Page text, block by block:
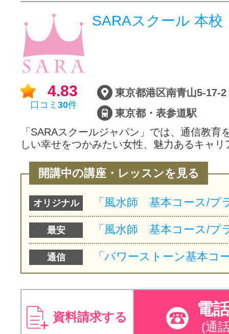
掲載のお問
SARAスクール 本校
4.83
口コミ 30件
東京都港区南青山5-17-2
東京都・表参道駅
「SARAスクールジャパン」では、通信教育
しい幸せをつかみたい女性、魅力あるキャ
開講中の講座・レッスンを見る
オリジナル
最安
通信
資料請求する 電
(通